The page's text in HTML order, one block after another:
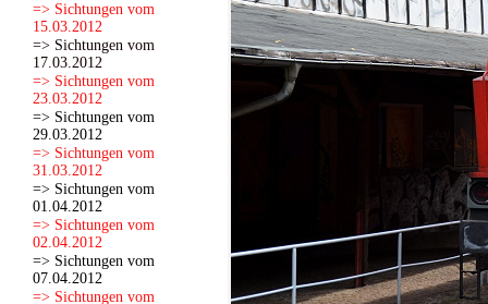
=> Sichtungen vom
15.03.2012
=> Sichtungen vom
17.03.2012
=> Sichtungen vom
23.03.2012
=> Sichtungen vom
29.03.2012
=> Sichtungen vom
31.03.2012
=> Sichtungen vom
01.04.2012
=> Sichtungen vom
02.04.2012
=> Sichtungen vom
07.04.2012
=> Sichtungen vom